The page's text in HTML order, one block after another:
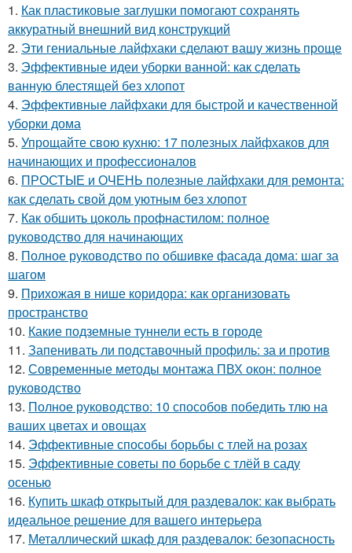
1. Как пластиковые заглушки помогают сохранять
аккуратный внешний вид конструкций
2. Эти гениальные лайфхаки сделают вашу жизнь проще
3. Эффективные идеи уборки ванной: как сделать
ванную блестящей без хлопот
4. Эффективные лайфхаки для быстрой и качественной
уборки дома
5. Упрощайте свою кухню: 17 полезных лайфхаков для
начинающих и профессионалов
6. ПРОСТЫЕ и ОЧЕНЬ полезные лайфхаки для ремонта:
как сделать свой дом уютным без хлопот
7. Как обшить цоколь профнастилом: полное
руководство для начинающих
8. Полное руководство по обшивке фасада дома: шаг за
шагом
9. Прихожая в нише коридора: как организовать
пространство
10. Какие подземные туннели есть в городе
11. Запенивать ли подставочный профиль: за и против
12. Современные методы монтажа ПВХ окон: полное
руководство
13. Полное руководство: 10 способов победить тлю на
ваших цветах и овощах
14. Эффективные способы борьбы с тлей на розах
15. Эффективные советы по борьбе с тлёй в саду
осенью
16. Купить шкаф открытый для раздевалок: как выбрать
идеальное решение для вашего интерьера
17. Металлический шкаф для раздевалок: безопасность